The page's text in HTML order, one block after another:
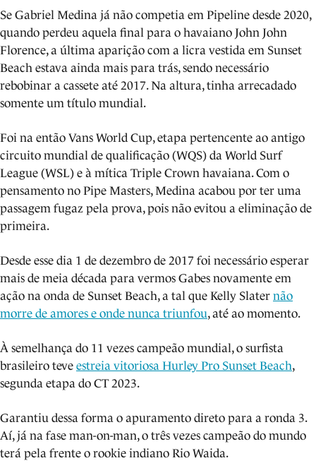
Se Gabriel Medina já não competia em Pipeline desde 2020,
quando perdeu aquela final para o havaiano John John
Florence, a última aparição com a licra vestida em Sunset
Beach estava ainda mais para trás, sendo necessário
rebobinar a cassete até 2017. Na altura, tinha arrecadado
somente um título mundial.
Foi na então Vans World Cup, etapa pertencente ao antigo
circuito mundial de qualificação (WQS) da World Surf
League (WSL) e à mítica Triple Crown havaiana. Com o
pensamento no Pipe Masters, Medina acabou por ter uma
passagem fugaz pela prova, pois não evitou a eliminação de
primeira.
Desde esse dia 1 de dezembro de 2017 foi necessário esperar
mais de meia década para vermos Gabes novamente em
ação na onda de Sunset Beach, a tal que Kelly Slater não
morre de amores e onde nunca triunfou, até ao momento.
À semelhança do 11 vezes campeão mundial, o surfista
brasileiro teve estreia vitoriosa Hurley Pro Sunset Beach,
segunda etapa do CT 2023.
Garantiu dessa forma o apuramento direto para a ronda 3.
Aí, já na fase man-on-man, o três vezes campeão do mundo
terá pela frente o rookie indiano Rio Waida.